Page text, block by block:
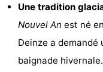
vue
Croisières
-
Aires
Une tradition
Nouvel An est né
Deinze a demandé
baignade